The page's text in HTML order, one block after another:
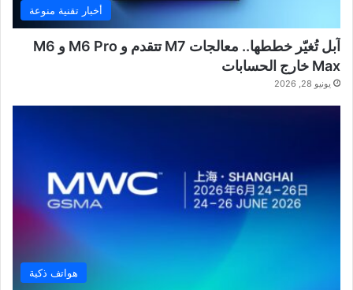
أخبار تقنية منوعة
آبل تُغيّر خططها.. معالجات M7 تتقدم و M6 Pro و M6
Max خارج الحسابات
يونيو 28, 2026
هواتف ذكية